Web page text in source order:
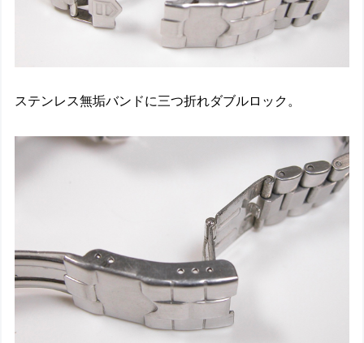
ステンレス無垢バンドに三つ折れダブルロック。